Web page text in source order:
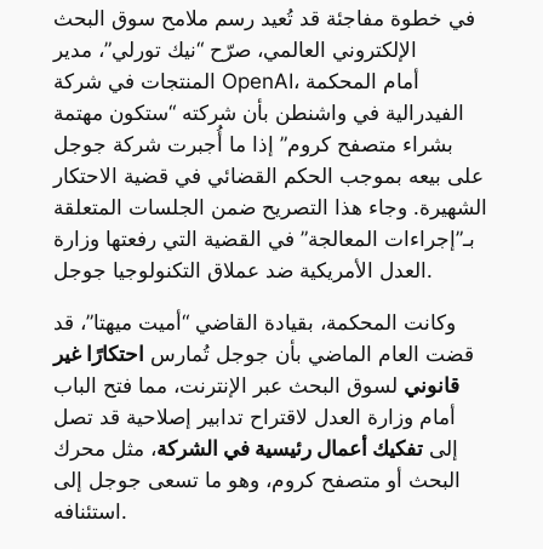
في خطوة مفاجئة قد تُعيد رسم ملامح سوق البحث
الإلكتروني العالمي، صرّح “نيك تورلي”، مدير
المنتجات في شركة OpenAI، أمام المحكمة
الفيدرالية في واشنطن بأن شركته “ستكون مهتمة
بشراء متصفح كروم” إذا ما أُجبرت شركة جوجل
على بيعه بموجب الحكم القضائي في قضية الاحتكار
الشهيرة. وجاء هذا التصريح ضمن الجلسات المتعلقة
بـ”إجراءات المعالجة” في القضية التي رفعتها وزارة
العدل الأمريكية ضد عملاق التكنولوجيا جوجل.
وكانت المحكمة، بقيادة القاضي “أميت ميهتا”، قد
قضت العام الماضي بأن جوجل تُمارس احتكارًا غير
قانوني لسوق البحث عبر الإنترنت، مما فتح الباب
أمام وزارة العدل لاقتراح تدابير إصلاحية قد تصل
إلىتفكيك أعمال رئيسية في الشركة، مثل محرك
البحث أو متصفح كروم، وهو ما تسعى جوجل إلى
استئنافه.